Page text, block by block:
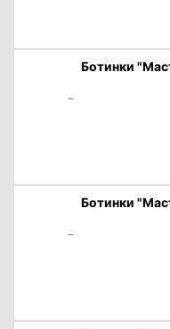
Ботинки
-
Ботинки
-